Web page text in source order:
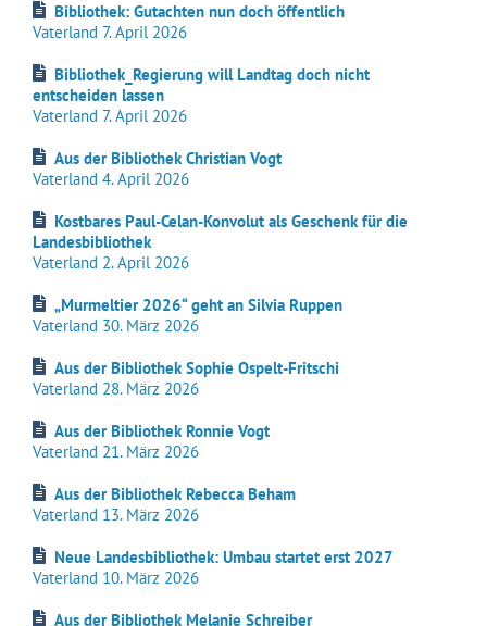
Bibliothek: Gutachten nun doch öffentlich
Vaterland 7. April 2026
Bibliothek_Regierung will Landtag doch nicht
entscheiden lassen
Vaterland 7. April 2026
Aus der Bibliothek Christian Vogt
Vaterland 4. April 2026
Kostbares Paul-Celan-Konvolut als Geschenk für die
Landesbibliothek
Vaterland 2. April 2026
„Murmeltier 2026“ geht an Silvia Ruppen
Vaterland 30. März 2026
Aus der Bibliothek Sophie Ospelt-Fritschi
Vaterland 28. März 2026
Aus der Bibliothek Ronnie Vogt
Vaterland 21. März 2026
Aus der Bibliothek Rebecca Beham
Vaterland 13. März 2026
Neue Landesbibliothek: Umbau startet erst 2027
Vaterland 10. März 2026
Aus der Bibliothek Melanie Schreiber